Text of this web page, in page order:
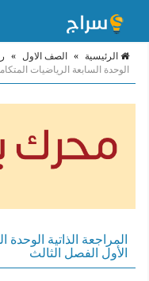
الرئيسية » الصف الاول »
الوحدة السابعة الرياضيات
المراجعة الذاتية
الأول الفصل الثالث